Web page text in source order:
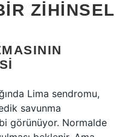
ZIHINSEL
Lima sendromu,
savunma
görünüyor. Normalde